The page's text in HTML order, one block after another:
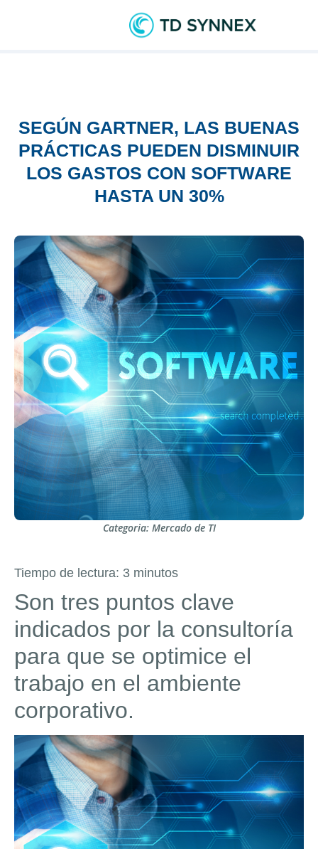
SEGÚN GARTNER, LAS BUENAS
PRÁCTICAS PUEDEN DISMINUIR
LOS GASTOS CON SOFTWARE
HASTA UN 30%
Categoria: Mercado de TI
Tiempo de lectura: 3 minutos
Son tres puntos clave
indicados por la consultoría
para que se optimice el
trabajo en el ambiente
corporativo.